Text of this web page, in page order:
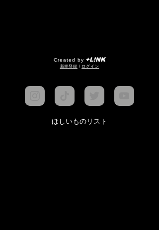
Created by +L!NK
​新規登録 / ログイン
ほしいものリスト